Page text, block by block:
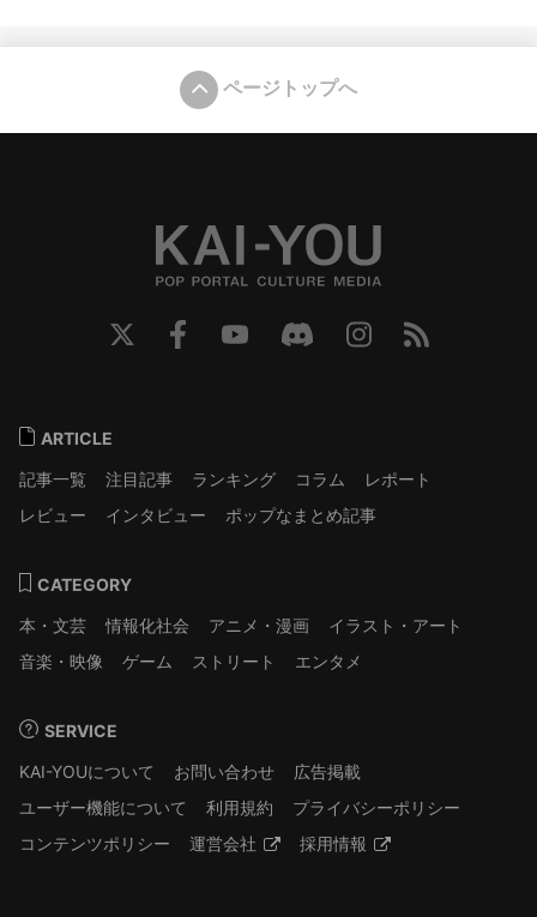
ページトップへ
ARTICLE
記事一覧
注目記事 ランキング コラム
レポート
レビュー
インタビュー ポップなまとめ記事
CATEGORY
本・文芸
情報化社会 アニメ・漫画
イラスト・アート
音楽・映像
ゲーム ストリート エンタメ
SERVICE
KAI-YOUについて
お問い合わせ
広告掲載
ユーザー機能について
利用規約
プライバシーポリシー
コンテンツポリシー
運営会社 採用情報